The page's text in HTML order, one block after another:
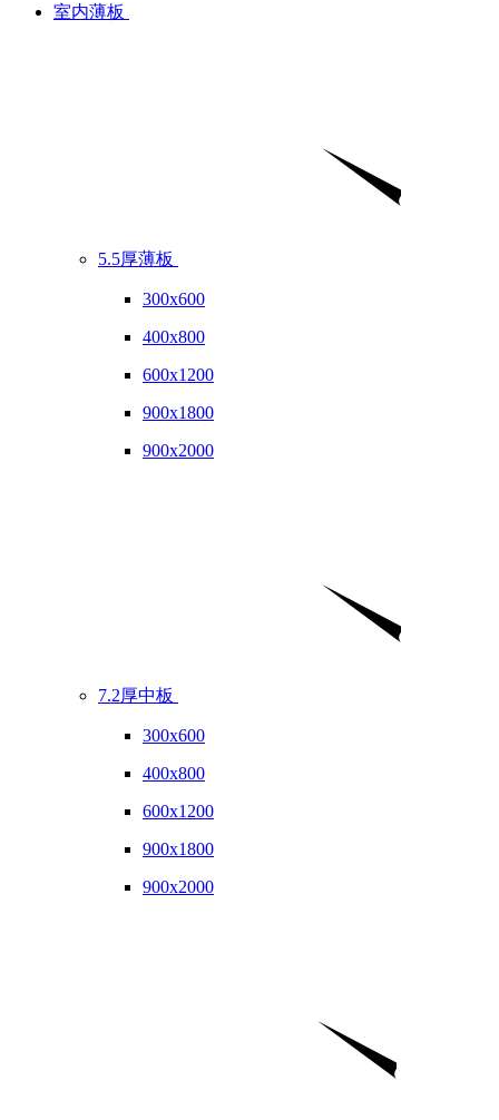
室内薄板
5.5厚薄板
300x600
400x800
600x1200
900x1800
900x2000
7.2厚中板
300x600
400x800
600x1200
900x1800
900x2000